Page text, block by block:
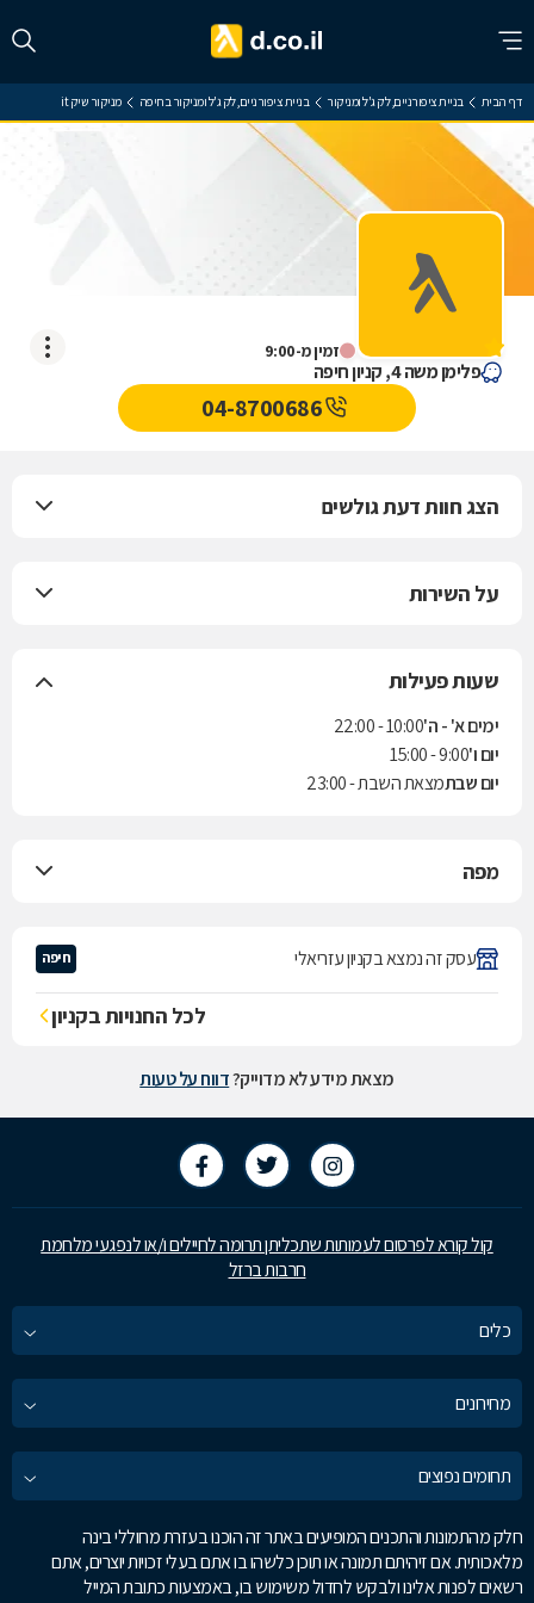
דף הבית בניית ציפורניים, לק ג'ל ומניקור בניית ציפורניים, לק ג'ל ומניקור בחיפה מניקור שיק it
זמין מ-9:00
מניקור שיק it
פלימן משה 4, קניון חיפה
04-8700686
הצג חוות דעת גולשים
על השירות
שעות פעילות
ימים א' - ה'10:00 - 22:00
יום ו'9:00 - 15:00
יום שבתמצאת השבת - 23:00
מפה
עסק זה נמצא בקניון עזריאלי חיפה
לכל החנויות בקניון
מצאת מידע לא מדוייק?דווח על טעות
קול קורא לפרסום לעמותות שתכליתן תרומה לחיילים ו/או לנפגעי מלחמת
חרבות ברזל
כלים
מחירונים
תחומים נפוצים
חלק מהתמונות והתכנים המופיעים באתר זה הוכנו בעזרת מחוללי בינה
מלאכותית. אם זיהיתם תמונה או תוכן כלשהו בו אתם בעלי זכויות יוצרים, אתם
רשאים לפנות אלינו ולבקש לחדול משימוש בו, באמצעות כתובת המייל